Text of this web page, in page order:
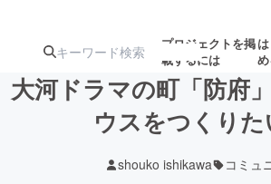
プロジェクトを掲
載するには
ターン
ジェクト
ロジェ
大河ドラマの町「防府
ウスをつくりた
shouko ishikawa コミュ